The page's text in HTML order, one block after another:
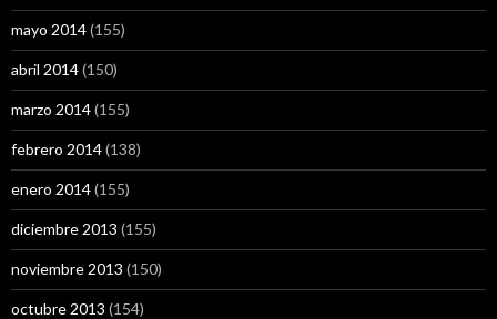
mayo 2014(155)
abril 2014(150)
marzo 2014(155)
febrero 2014(138)
enero 2014(155)
diciembre 2013 (155)
noviembre 2013 (150)
octubre 2013 (154)